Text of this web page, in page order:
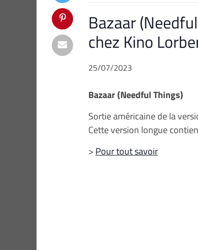
Bazaar
chez Kino
25/07/2023
Bazaar (Needful Things)
Sortie américaine de la
Cette version longue
> Pour tout savoir